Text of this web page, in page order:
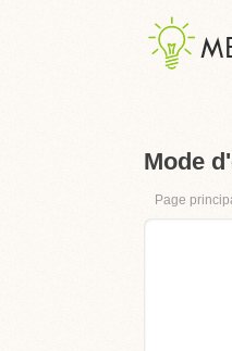
Mode
Page